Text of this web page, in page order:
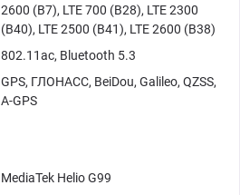
2600 (B7), LTE 700 (B28), LTE 2300
(B40), LTE 2500 (B41), LTE 2600 (B38)
802.11ac, Bluetooth 5.3
GPS, ГЛОНАСС, BeiDou, Galileo, QZSS,
A-GPS
MediaTek Helio G99